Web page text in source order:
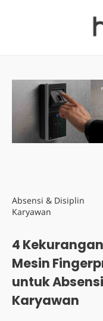
Absensi & Disiplin
Karyawan
4 Kekurangan
Mesin
untuk Absensi
Karyawan